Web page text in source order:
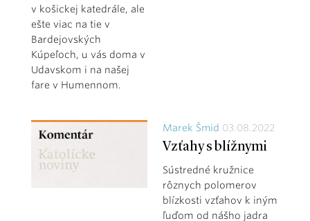
v košickej katedrále, ale
ešte viac na tie v
Bardejovských
Kúpeľoch, u vás doma v
Udavskom i na našej
fare v Humennom.
Marek Šmid 03.08.2022
Vzťahy s blížnymi
Sústredné kružnice
rôznych polomerov
blízkosti vzťahov k iným
ľuďom od nášho jadra